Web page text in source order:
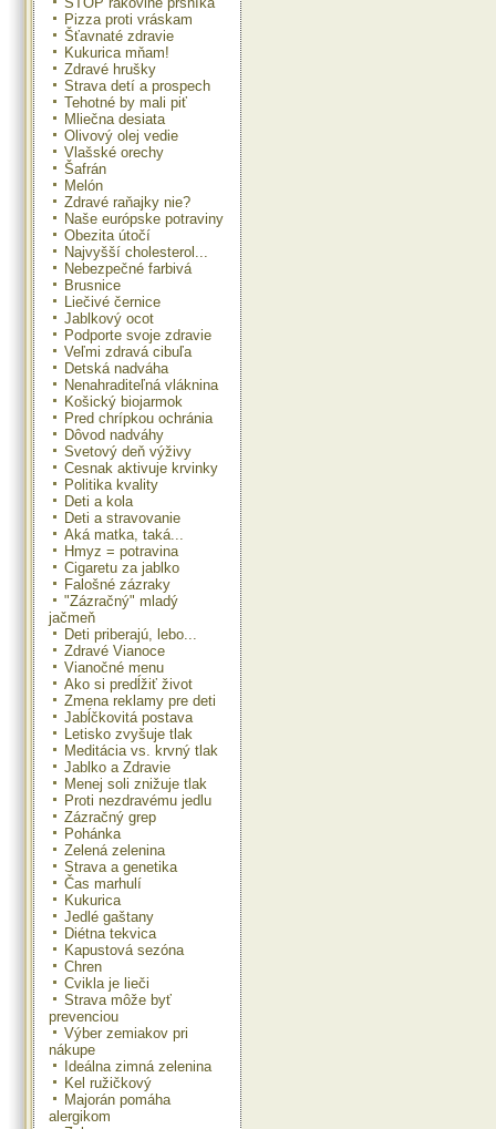
Pizza proti vráskam
Šťavnaté zdravie
Kukurica mňam!
Zdravé hrušky
Strava detí a prospech
Tehotné by mali piť
Mliečna desiata
Olivový olej vedie
Vlašské orechy
Šafrán
Melón
Zdravé raňajky nie?
Naše európske potraviny
Obezita útočí
Najvyšší cholesterol...
Nebezpečné farbivá
Brusnice
Liečivé černice
Jablkový ocot
Podporte svoje zdravie
Veľmi zdravá cibuľa
Detská nadváha
Nenahraditeľná vláknina
Košický biojarmok
Pred chrípkou ochránia
Dôvod nadváhy
Svetový deň výživy
Cesnak aktivuje krvinky
Politika kvality
Deti a kola
Deti a stravovanie
Aká matka, taká...
Hmyz = potravina
Cigaretu za jablko
Falošné zázraky
"Zázračný" mladý
jačmeň
Deti priberajú, lebo...
Zdravé Vianoce
Vianočné menu
Ako si predĺžiť život
Zmena reklamy pre deti
Jabĺčkovitá postava
Letisko zvyšuje tlak
Meditácia vs. krvný tlak
Jablko a Zdravie
Menej soli znižuje tlak
Proti nezdravému jedlu
Zázračný grep
Pohánka
Zelená zelenina
Strava a genetika
Čas marhulí
Kukurica
Jedlé gaštany
Diétna tekvica
Kapustová sezóna
Chren
Cvikla je lieči
Strava môže byť
prevenciou
Výber zemiakov pri
nákupe
Ideálna zimná zelenina
Kel ružičkový
Majorán pomáha
alergikom